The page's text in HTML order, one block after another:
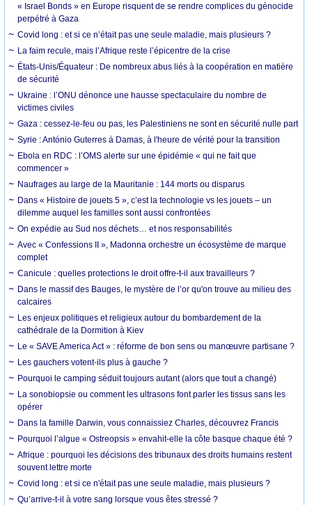
« Israel Bonds » en Europe risquent de se rendre complices du génocide
perpétré à Gaza
Covid long : et si ce n’était pas une seule maladie, mais plusieurs ?
La faim recule, mais l’Afrique reste l’épicentre de la crise
États-Unis/Équateur : De nombreux abus liés à la coopération en matière
de sécurité
Ukraine : l’ONU dénonce une hausse spectaculaire du nombre de
victimes civiles
Gaza : cessez-le-feu ou pas, les Palestiniens ne sont en sécurité nulle part
Syrie : António Guterres à Damas, à l'heure de vérité pour la transition
Ebola en RDC : l’OMS alerte sur une épidémie « qui ne fait que
commencer »
Naufrages au large de la Mauritanie : 144 morts ou disparus
Dans « Histoire de jouets 5 », c’est la technologie vs les jouets – un
dilemme auquel les familles sont aussi confrontées
On expédie au Sud nos déchets… et nos responsabilités
Avec « Confessions II », Madonna orchestre un écosystème de marque
complet
Canicule : quelles protections le droit offre-t-il aux travailleurs ?
Dans le massif des Bauges, le mystère de l’or qu'on trouve au milieu des
calcaires
Les enjeux politiques et religieux autour du bombardement de la
cathédrale de la Dormition à Kiev
Le « SAVE America Act » : réforme de bon sens ou manœuvre partisane ?
Les gauchers votent-ils plus à gauche ?
Pourquoi le camping séduit toujours autant (alors que tout a changé)
La sonobiopsie ou comment les ultrasons font parler les tissus sans les
opérer
Dans la famille Darwin, vous connaissiez Charles, découvrez Francis
Pourquoi l’algue « Ostreopsis » envahit-elle la côte basque chaque été ?
Afrique : pourquoi les décisions des tribunaux des droits humains restent
souvent lettre morte
Covid long : et si ce n'était pas une seule maladie, mais plusieurs ?
Qu’arrive-t-il à votre sang lorsque vous êtes stressé ?